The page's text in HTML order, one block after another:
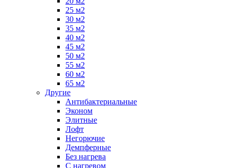
25 м2
30 м2
35 м2
40 м2
45 м2
50 м2
55 м2
60 м2
65 м2
Другие
Антибактериальные
Эконом
Элитные
Лофт
Негорючие
Демпферные
Без нагрева
С нагревом